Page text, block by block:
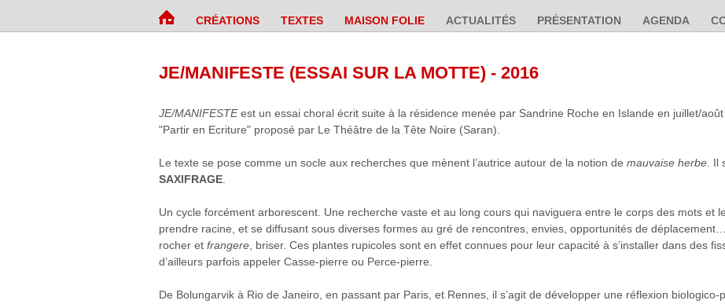
CRÉATIONS TEXTES MAISON FOLIE ACTUALITÉS PRÉSENTATION AGENDA
JE/MANIFESTE (ESSAI SUR LA MOTTE) - 2016
JE/MANIFESTEest un essai choral écrit suite à la résidence menée par Sandrine Roche en Islande en juillet/
"Partir en Ecriture" proposé par Le Théâtre de la Tête Noire (Saran).
Le texte se pose comme un socle aux recherches que mènent l’autrice autour de la notion de mauvaise herbe .
SAXIFRAGE
Un cycle forcément arborescent. Une recherche vaste et au long cours qui naviguera entre le corps des mots et
prendre racine, et se diffusant sous diverses formes au gré de rencontres, envies, opportunités de
rocher et frangere , briser. Ces plantes rupicoles sont en effet connues pour leur capacité à s’installer dans des
d’ailleurs parfois appeler Casse-pierre ou Perce-pierre.
De Bolungarvik à Rio de Janeiro, en passant par Paris, et Rennes, il s’agit de développer une réflexion